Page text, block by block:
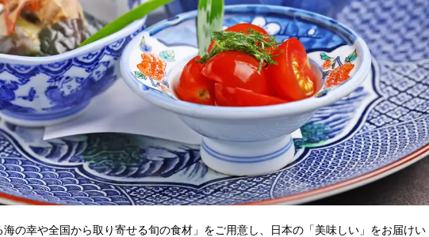
海の幸や全国から取り寄せる旬の食材」をご用意し、日本の「美味しい」をお届けい